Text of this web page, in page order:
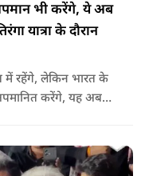
भी करेंगे, ये अब
यात्रा के दौरान
में रहेंगे, लेकिन भारत के
अपमानित करेंगे, यह अब